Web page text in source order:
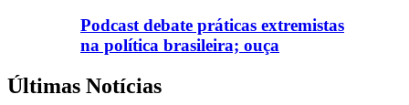
Podcast debate práticas extremistas
na política brasileira; ouça
Últimas Notícias